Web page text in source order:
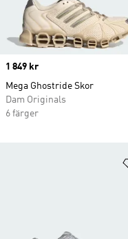
Price
1 849 kr
Mega Ghostride Skor
Dam Originals
6 färger